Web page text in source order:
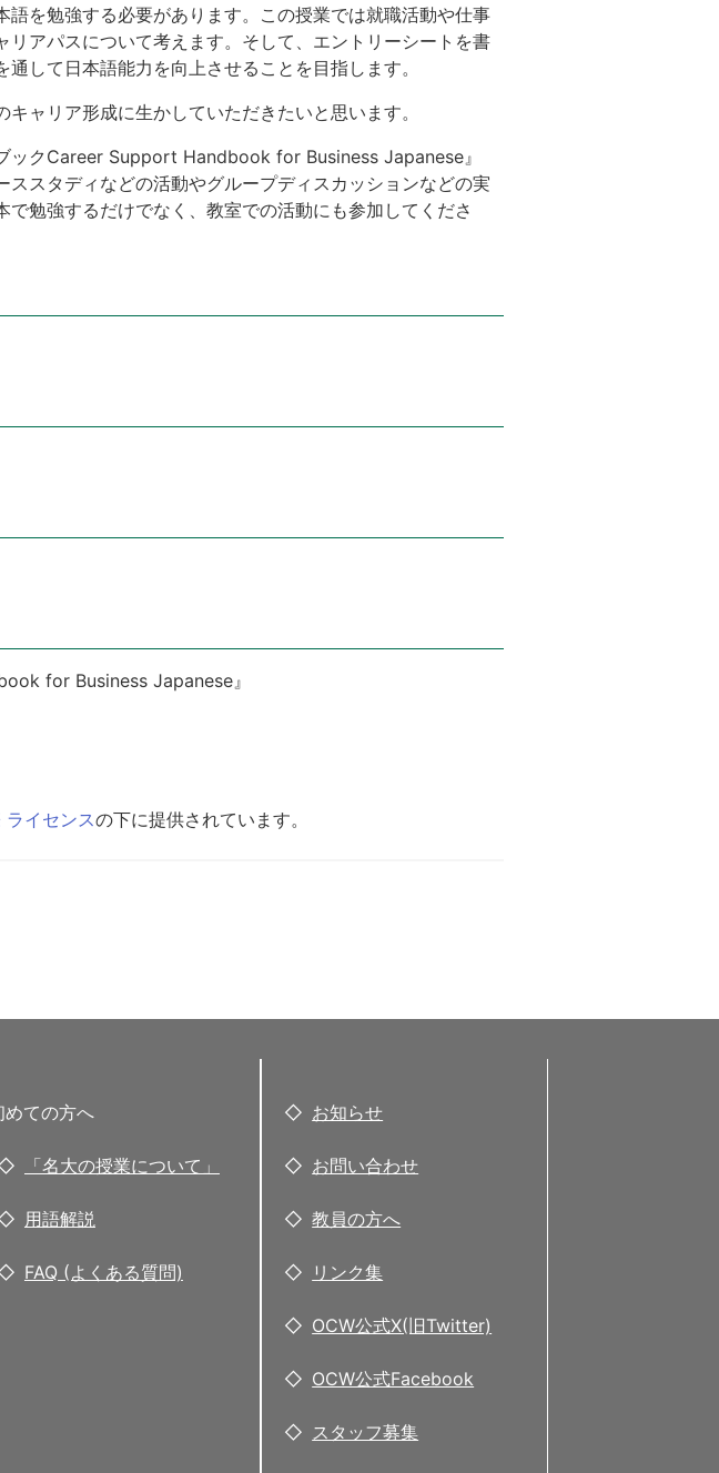
を勉強する必要があります。この授業では就職活動や仕事
アパスについて考えます。そして、エントリーシートを書
して日本語能力を向上させることを目指します。
ャリア形成に生かしていただきたいと思います。
ックCareer Support Handbook for Business Japanese』
スタディなどの活動やグループディスカッションなどの実
勉強するだけでなく、教室での活動にも参加してくださ
for Business Japanese』
イセンスの下に提供されています。
めての方へ
「名大の授業について」
用語解説
FAQ (よくある質問)
お知らせ
お問い合わせ
教員の方へ
リンク集
OCW公式X(旧Twitter)
OCW公式Facebook
スタッフ募集